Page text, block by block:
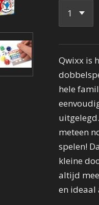
Qwixx is
hele
meteen
spelen!
kleine
altijd
en ideaal